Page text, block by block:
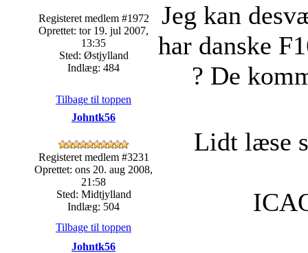
Registeret medlem #1972
Oprettet: tor 19. jul 2007,
13:35
Sted: Østjylland
Indlæg: 484
Jeg kan
har danske
? De
Tilbage til toppen
Johntk56
Registeret medlem #3231
Oprettet: ons 20. aug 2008,
21:58
Sted: Midtjylland
Indlæg: 504
Lidt læse
Tilbage til toppen
Johntk56